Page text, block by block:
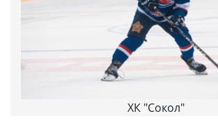
ХК "Сокол"